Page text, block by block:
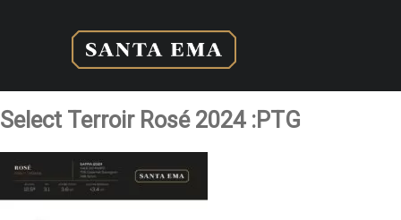
Select Terroir Rosé 2024 :PTG